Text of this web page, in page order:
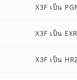
X3F เป็น
X3F เป็น EXR
X3F เป็น